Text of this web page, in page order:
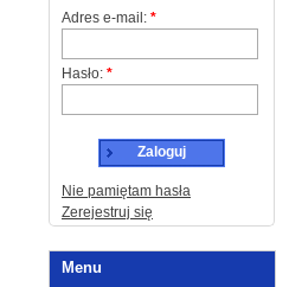
Adres e-mail: *
Hasło: *
Zaloguj
Nie pamiętam hasła
Zerejestruj się
Menu